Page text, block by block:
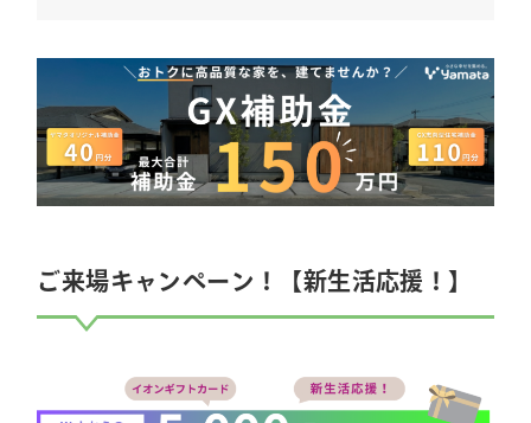
ご来場キャンペーン！【新生活応援！】